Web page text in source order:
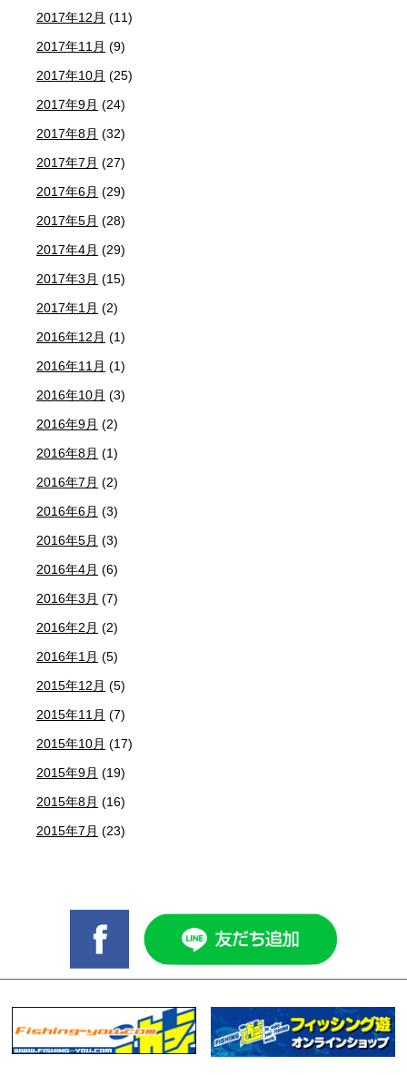
2017年12月 (11)
2017年11月 (9)
2017年10月 (25)
2017年9月 (24)
2017年8月 (32)
2017年7月 (27)
2017年6月 (29)
2017年5月 (28)
2017年4月 (29)
2017年3月 (15)
2017年1月 (2)
2016年12月 (1)
2016年11月 (1)
2016年10月 (3)
2016年9月 (2)
2016年8月 (1)
2016年7月 (2)
2016年6月 (3)
2016年5月 (3)
2016年4月 (6)
2016年3月 (7)
2016年2月 (2)
2016年1月 (5)
2015年12月 (5)
2015年11月 (7)
2015年10月 (17)
2015年9月 (19)
2015年8月 (16)
2015年7月 (23)